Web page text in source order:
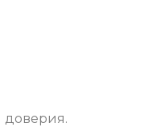
доверия.